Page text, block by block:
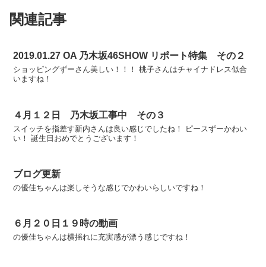
関連記事
2019.01.27 OA 乃木坂46SHOW リポート特集 その２
ショッピングずーさん美しい！！！ 桃子さんはチャイナドレス似合
いますね！
４月１２日 乃木坂工事中 その３
スイッチを指差す新内さんは良い感じでしたね！ ピースずーかわい
い！ 誕生日おめでとうございます！
ブログ更新
の優佳ちゃんは楽しそうな感じでかわいらしいですね！
６月２０日１９時の動画
の優佳ちゃんは横揺れに充実感が漂う感じですね！